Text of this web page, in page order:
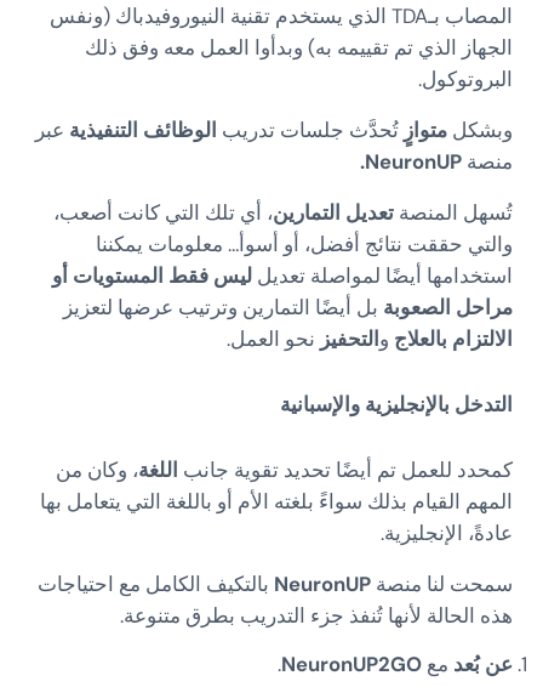
المصاب بـTDA الذي يستخدم تقنية النيوروفيدباك (ونفس
الجهاز الذي تم تقييمه به) وبدأوا العمل معه وفق ذلك
البروتوكول.
وبشكل متوازٍ تُحدَّث جلسات تدريب الوظائف التنفيذية عبر
منصة
تُسهل المنصة تعديل التمارين، أي تلك التي كانت أصعب،
والتي حققت نتائج أفضل، أو أسوأ… معلومات يمكننا
استخدامها أيضًا لمواصلة تعديل ليس فقط المستويات أو
مراحل الصعوبة بل أيضًا التمارين وترتيب عرضها لتعزيز
الالتزام بالعلاج والتحفيز نحو العمل.
التدخل بالإنجليزية والإسبانية
كمحدد للعمل تم أيضًا تحديد تقوية جانب اللغة، وكان من
المهم القيام بذلك سواءً بلغته الأم أو باللغة التي يتعامل بها
عادةً، الإنجليزية.
سمحت لنا منصة NeuronUP بالتكيف الكامل مع احتياجات
هذه الحالة لأنها تُنفذ جزء التدريب بطرق متنوعة.
عن بُعد مع NeuronUP2GO
.